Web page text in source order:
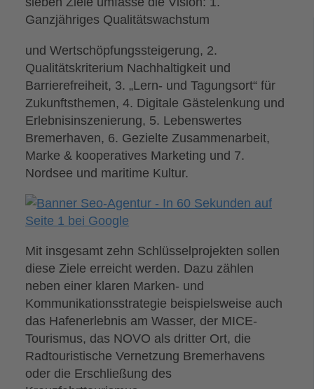
Ganzjähriges Qualitätswachstum
und Wertschöpfungssteigerung, 2.
Qualitätskriterium Nachhaltigkeit und
Barrierefreiheit, 3. „Lern- und Tagungsort“ für
Zukunftsthemen, 4. Digitale Gästelenkung und
Erlebnisinszenierung, 5. Lebenswertes
Bremerhaven, 6. Gezielte Zusammenarbeit,
Marke & kooperatives Marketing und 7.
Nordsee und maritime Kultur.
Mit insgesamt zehn Schlüsselprojekten sollen
diese Ziele erreicht werden. Dazu zählen
neben einer klaren Marken- und
Kommunikationsstrategie beispielsweise auch
das Hafenerlebnis am Wasser, der MICE-
Tourismus, das NOVO als dritter Ort, die
Radtouristische Vernetzung Bremerhavens
oder die Erschließung des